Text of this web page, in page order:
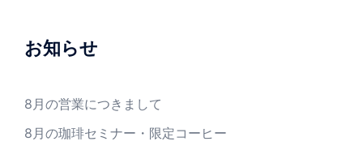
お知らせ
8月の営業につきまして
8月の珈琲セミナー・限定コーヒー